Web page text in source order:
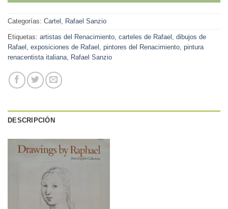
Categorías: Cartel , Rafael Sanzio
Etiquetas: artistas del Renacimiento, carteles de Rafael , dibujos de
Rafael , exposiciones de Rafael , pintores del Renacimiento, pintura
renacentista italiana, Rafael Sanzio
DESCRIPCIÓN